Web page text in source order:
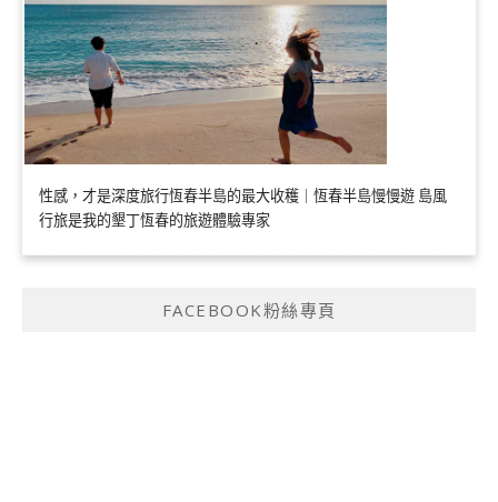
性感，才是深度旅行恆春半島的最大收穫｜恆春半島慢慢遊 島風
行旅是我的墾丁恆春的旅遊體驗專家
FACEBOOK粉絲專頁